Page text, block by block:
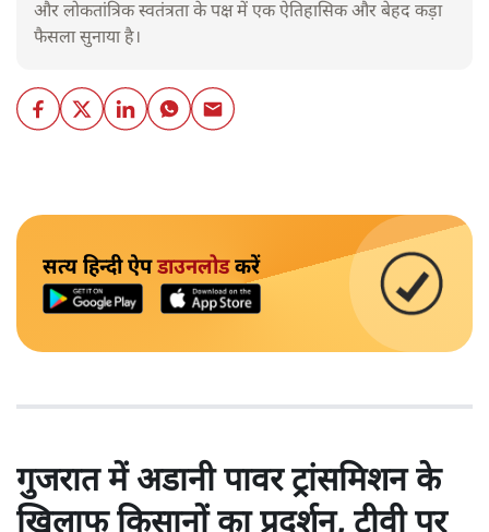
और लोकतांत्रिक स्वतंत्रता के पक्ष में एक ऐतिहासिक और बेहद कड़ा
फैसला सुनाया है।
सत्य हिन्दी ऐपडाउनलोडकरें
गुजरात में अडानी पावर ट्रांसमिशन के